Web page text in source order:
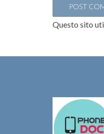
Questo sito